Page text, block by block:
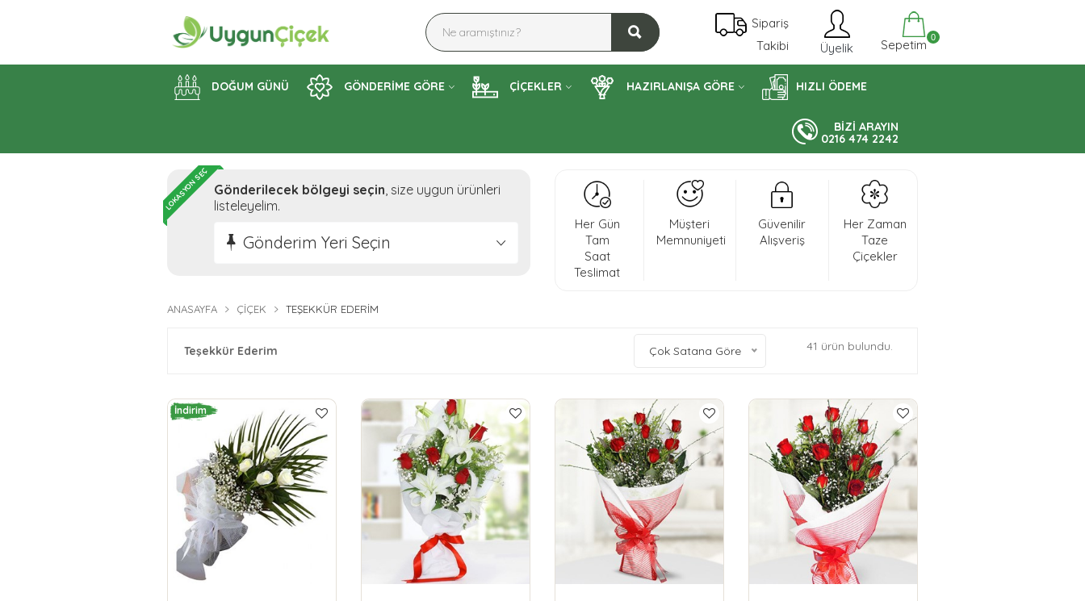
Sipariş
Takibi
Üyelik Sepetim 0
DOĞUM GÜNÜ GÖNDERİME GÖRE ÇİÇEKLER HAZIRLANIŞA GÖRE HIZLI ÖDEME
BİZİ ARAYIN
0216 474 2242
LOKASYON SEÇ Gönderilecek bölgeyi seçin, size uygun ürünleri
listeleyelim.
Gönderim Yeri Seçin
Her Gün
Tam
Saat
Teslimat
Müşteri
Memnuniyeti
Güvenilir
Alışveriş
Her Zaman
Taze
Çiçekler
ANASAYFA ÇIÇEK TEŞEKKÜR EDERIM
Teşekkür Ederim Çok Satana Göre 41 ürün bulundu.
İndirim